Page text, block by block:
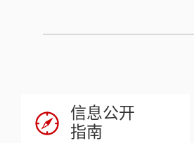
信息公开
指南